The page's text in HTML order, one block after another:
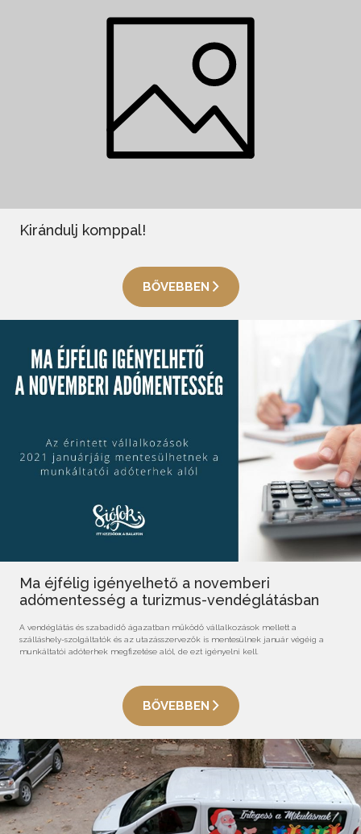
Kirándulj komppal!
BŐVEBBEN
Ma éjfélig igényelhető a novemberi
adómentesség a turizmus-vendéglátásban
A vendéglátás és szabadidő ágazatban működő vállalkozások mellett a
szálláshely-szolgáltatók és az utazásszervezők is mentesülnek január végéig a
munkáltatói adóterhek megfizetése alól, de ezt igényelni kell.
BŐVEBBEN